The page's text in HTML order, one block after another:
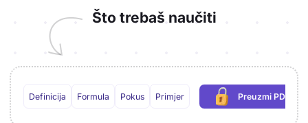
Što trebaš naučiti
Definicija Formula Pokus Primjer Preuzmi PDF
(potrebna